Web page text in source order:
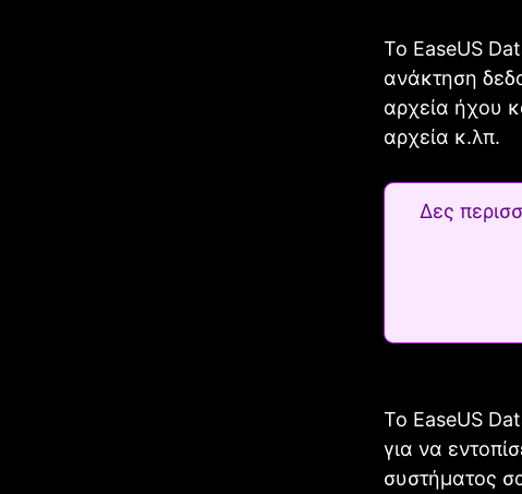
Το EaseUS
ανάκτηση
αρχεία ήχου
αρχεία κ.λπ.
Δες
Το EaseUS
για να
συστήματος